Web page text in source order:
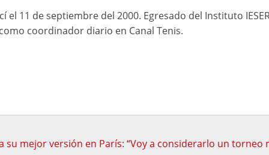
el 11 de septiembre del 2000. Egresado del Instituto
coordinador diario en Canal Tenis.
su mejor versión en París: “Voy a considerarlo un torneo